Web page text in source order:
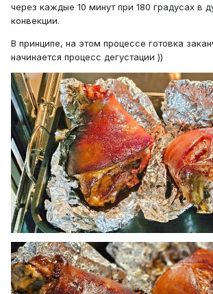
через каждые 10 минут при 180 градусах в
конвекции.
В принципе, на этом процессе готовка
начинается процесс дегустации ))